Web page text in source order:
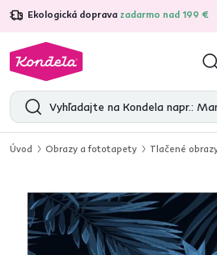
Ekologická doprava zadarmo nad 199 €
4,7 31 333overených
Úvod Obrazy a fototapety Tlačené